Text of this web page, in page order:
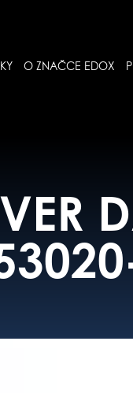
O ZNAČCE EDOX